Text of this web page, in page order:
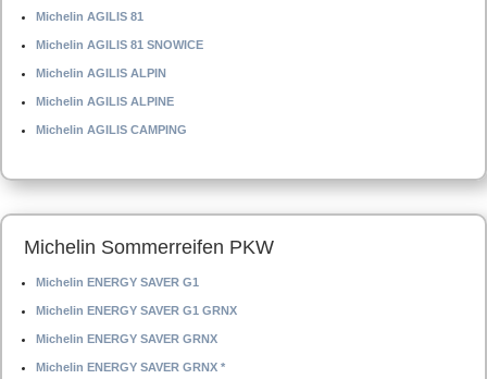
Michelin AGILIS 81
Michelin AGILIS 81 SNOWICE
Michelin AGILIS ALPIN
Michelin AGILIS ALPINE
Michelin AGILIS CAMPING
Michelin Sommerreifen PKW
Michelin ENERGY SAVER G1
Michelin ENERGY SAVER G1 GRNX
Michelin ENERGY SAVER GRNX
Michelin ENERGY SAVER GRNX *